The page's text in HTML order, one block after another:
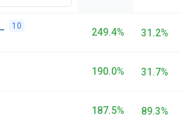
10
249.4% 31.2%
190.0% 31.7%
187.5% 89.3%